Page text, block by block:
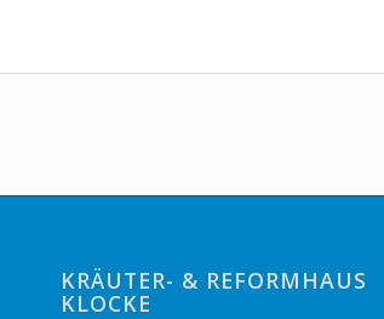
KRÄUTER- & REFORMHAUS
KLOCKE